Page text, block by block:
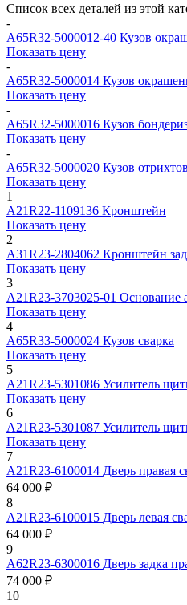
Список всех деталей из этой
-
A65R32-5000012-40 Кузов
Показать цену
-
A65R32-5000014 Кузов
Показать цену
-
A65R32-5000016 Кузов
Показать цену
-
A65R32-5000020 Кузов
Показать цену
1
А21R22-1109136 Кронштейн
Показать цену
2
А31R23-2804062 Кронштейн
Показать цену
3
А21R23-3703025-01 Основание
Показать цену
4
А65R33-5000024 Кузов сварка
Показать цену
5
А21R23-5301086 Усилитель
Показать цену
6
А21R23-5301087 Усилитель
Показать цену
7
А21R23-6100014 Дверь правая
64 000 ₽
8
А21R23-6100015 Дверь левая
64 000 ₽
9
А62R23-6300016 Дверь задка
74 000 ₽
10